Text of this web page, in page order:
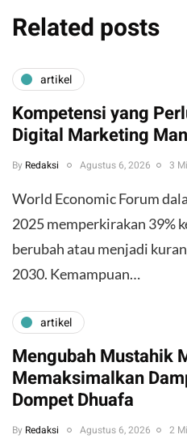
Related posts
artikel
Kompetensi yang
Digital Marketing
By Redaksi Agustus 6, 2026 3
World Economic Forum
2025 memperkirakan 39%
berubah atau menjadi
2030. Kemampuan…
artikel
Mengubah Mustahik
Memaksimalkan
Dompet Dhuafa
By Redaksi Agustus 6, 2026 2